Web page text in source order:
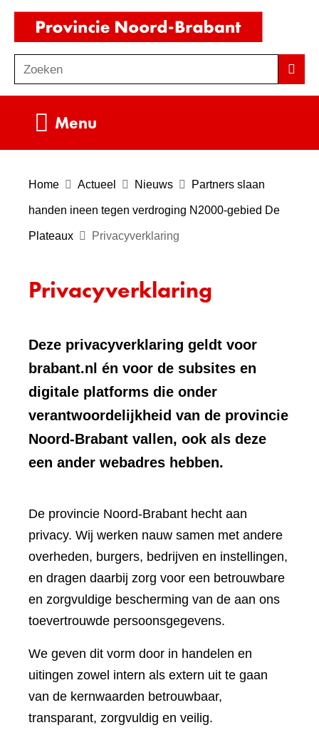
Ga
de
inhoud
o
e
Zoeken
Menu
Home Actueel Nieuws Partners slaan
handen ineen tegen verdroging N2000-gebied De
Plateaux Privacyverklaring
Privacyverklaring
Deze privacyverklaring geldt voor
brabant.nl én voor de subsites en
digitale platforms die onder
verantwoordelijkheid van de provincie
Noord-Brabant vallen, ook als deze
een ander webadres hebben.
De provincie Noord-Brabant hecht aan
privacy. Wij werken nauw samen met andere
overheden, burgers, bedrijven en instellingen,
en dragen daarbij zorg voor een betrouwbare
en zorgvuldige bescherming van de aan ons
toevertrouwde persoonsgegevens.
We geven dit vorm door in handelen en
uitingen zowel intern als extern uit te gaan
van de kernwaarden betrouwbaar,
transparant, zorgvuldig en veilig.